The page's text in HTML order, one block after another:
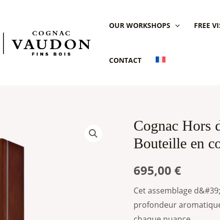
OUR WORKSHOPS FREE
CONTACT
Cognac Hors
Bouteille en
695,00 €
Cet assemblage
profondeur
Cognac
Hors
d'âge
François
-
Bouteille